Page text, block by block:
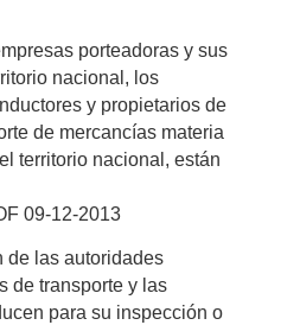
porteadoras y sus
nacional, los
y propietarios de
de mercancías materia
territorio nacional, están
09-12-2013
de las autoridades
de transporte y las
para su inspección o